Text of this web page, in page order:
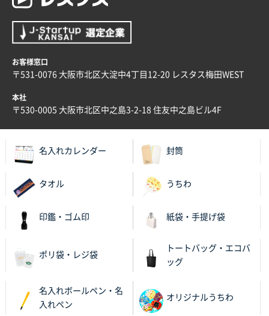
ロゴが入れられること
大阪府E社様
2025年11月28日 15:13
他部署のスタッフからの指示
兵庫県S社様
以前発注しているので、データが残っている点が良か
2025年11月25日 16:41
前回同様、安心できるから
uni ジェットストリーム 05
2025年11月21日 16:39
何度か注文していて、満足していたから
お客様窓口
〒531-0076 大阪市北区大淀中4丁目12-20 レスタス梅田WEST
本社
〒530-0005 大阪市北区中之島3-2-18 住友中之島ビル4F
名入れカレンダー 封筒
タオル うちわ
印鑑・ゴム印 紙袋・手提げ袋
ポリ袋・レジ袋
トートバッグ・エコバ
ッグ
名入れボールペン・名
入れペン
オリジナルうちわ